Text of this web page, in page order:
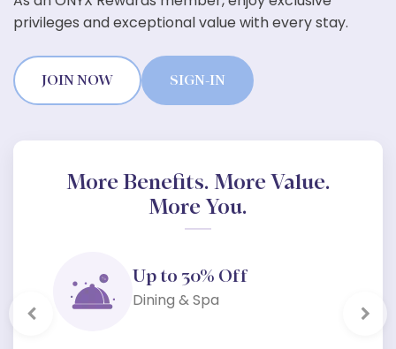
privileges and exceptional value with every stay.
JOIN NOW SIGN-IN
More Benefits. More Value.
More You.
Up to 30% Off
Dining & Spa
Previous Next